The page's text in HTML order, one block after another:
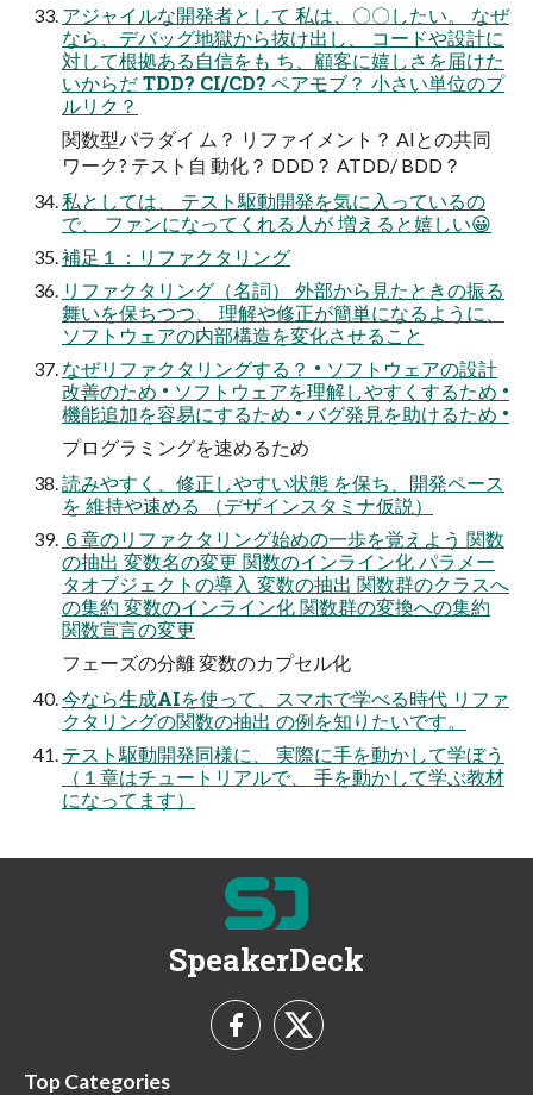
アジャイルな開発者として 私は、〇〇したい。 なぜ
なら、デバッグ地獄から抜け出し、 コードや設計に
対して根拠ある自信をも ち、顧客に嬉しさを届けた
いからだ TDD? CI/CD? ペアモブ？ 小さい単位のプ
ルリク？
関数型パラダイ ム？ リファイメント？ AIとの共同
ワーク? テスト自 動化？ DDD？ ATDD/ BDD？
私としては、 テスト駆動開発を気に入っているの
で、 ファンになってくれる人が 増えると嬉しい😀
補足１：リファクタリング
リファクタリング（名詞） 外部から見たときの振る
舞いを保ちつつ、 理解や修正が簡単になるように、
ソフトウェアの内部構造を変化させること
なぜリファクタリングする？ • ソフトウェアの設計
改善のため • ソフトウェアを理解しやすくするため •
機能追加を容易にするため • バグ発見を助けるため •
プログラミングを速めるため
読みやすく、修正しやすい状態 を保ち、開発ペース
を 維持や速める （デザインスタミナ仮説）
６章のリファクタリング始めの一歩を覚えよう 関数
の抽出 変数名の変更 関数のインライン化 パラメー
タオブジェクトの導入 変数の抽出 関数群のクラスへ
の集約 変数のインライン化 関数群の変換への集約
関数宣言の変更
フェーズの分離 変数のカプセル化
今なら生成AIを使って、スマホで学べる時代 リファ
クタリングの関数の抽出 の例を知りたいです。
テスト駆動開発同様に、 実際に手を動かして学ぼう
（１章はチュートリアルで、 手を動かして学ぶ教材
になってます）
SpeakerDeck
Top Categories